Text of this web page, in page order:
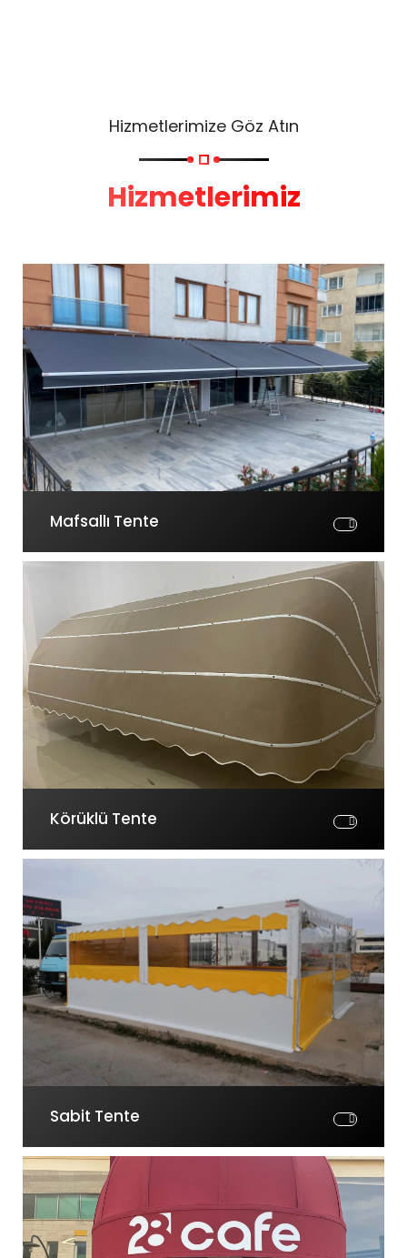
Hizmetlerimize Göz Atın
Hizmetlerimiz
Mafsallı Tente
Körüklü Tente
Sabit Tente